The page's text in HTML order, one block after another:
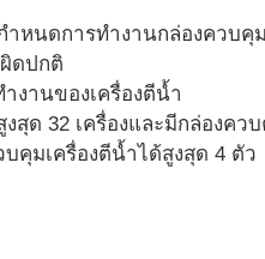
หนดการทำงานกล่องควบคุ
ดปกติ
งานของเครื่องตีน้ำ
ด 32 เครื่องและมีกล่องควบ
คุมเครื่องตีน้ำได้สูงสุด 4 ตัว